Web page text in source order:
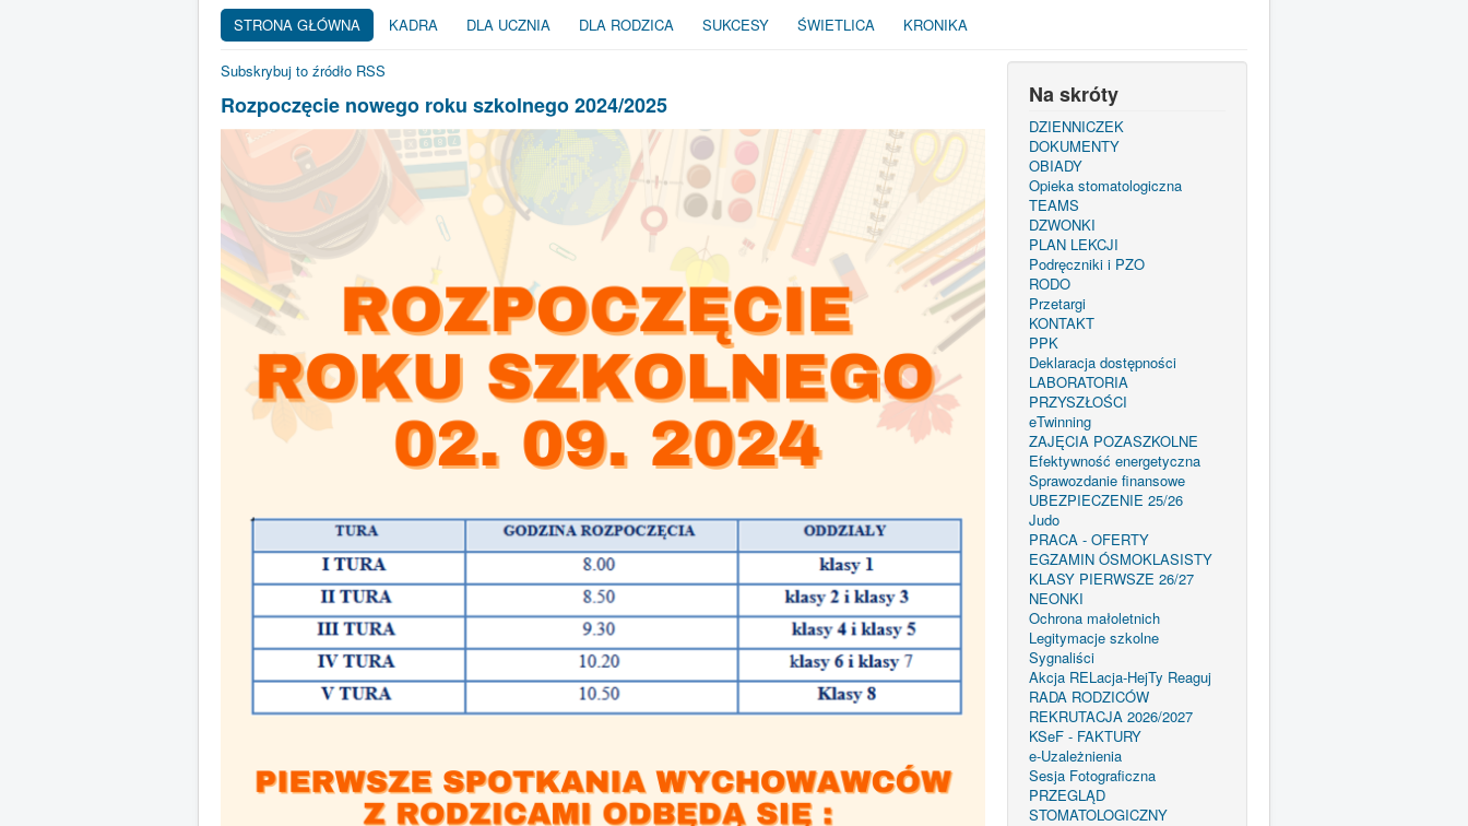
STRONA GŁÓWNA KADRA DLA UCZNIA DLA RODZICA SUKCESY ŚWIETLICA KRONIKA
Subskrybuj to źródło RSS
Rozpoczęcie nowego roku szkolnego 2024/2025 Na skróty
DZIENNICZEK
DOKUMENTY
OBIADY
Opieka stomatologiczna
TEAMS
DZWONKI
PLAN LEKCJI
Podręczniki i PZO
RODO
Przetargi
KONTAKT
PPK
Deklaracja dostępności
LABORATORIA
PRZYSZŁOŚCI
eTwinning
ZAJĘCIA POZASZKOLNE
Efektywność energetyczna
Sprawozdanie finansowe
UBEZPIECZENIE 25/26
Judo
PRACA - OFERTY
EGZAMIN ÓSMOKLASISTY
KLASY PIERWSZE 26/27
NEONKI
Ochrona małoletnich
Legitymacje szkolne
Sygnaliści
Akcja RELacja-HejTy Reaguj
RADA RODZICÓW
REKRUTACJA 2026/2027
KSeF - FAKTURY
e-Uzależnienia
Sesja Fotograficzna
PRZEGLĄD
STOMATOLOGICZNY